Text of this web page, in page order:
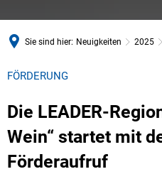
Sie sind hier: Neuigkeiten 2025
FÖRDERUNG
Die LEADER-
Wein“ startet mit
Förderaufruf